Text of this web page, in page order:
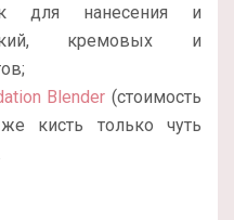
для нанесения и
кремовых и
Blender (стоимость
кисть только чуть